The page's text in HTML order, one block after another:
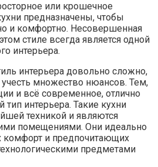
или крошечное
предназначены, чтобы
и комфортно. Несовершенная
стиле всегда является одной
интерьера.
интерьера довольно сложно,
учесть множество нюансов. Тем,
и всё современное, отлично
интерьера. Такие кухни
техникой и являются
помещениями. Они идеально
комфорт и предпочитающих
предметами